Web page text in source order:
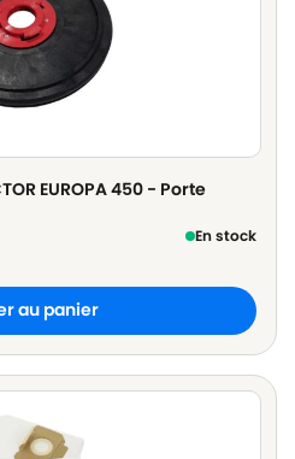
EUROPA 450 - Porte
En stock
au panier